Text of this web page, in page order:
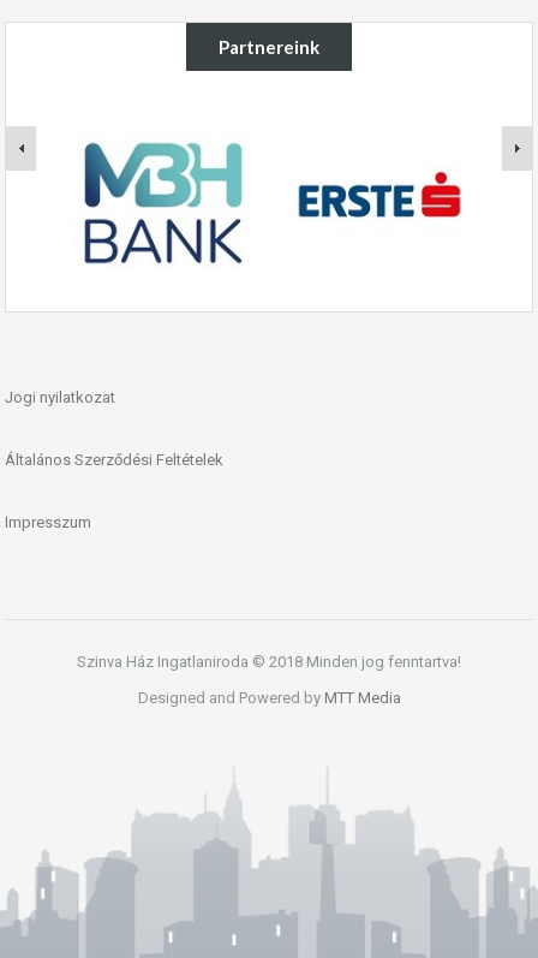
Partnereink
Jogi nyilatkozat
Általános Szerződési Feltételek
Impresszum
Szinva Ház Ingatlaniroda © 2018 Minden jog fenntartva!
Designed and Powered by MTT Media